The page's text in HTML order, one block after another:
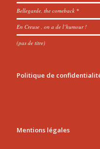
Bellegarde, the comeback *
En Creuse , on a de l’humour !
(pas de titre)
Politique de
Mentions légales